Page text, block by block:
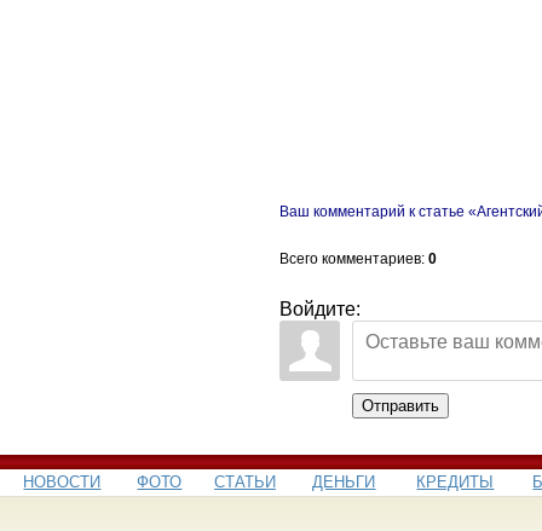
Ваш комментарий к статье
Всего комментариев: 0
Войдите:
Отправить
НОВОСТИ ФОТО СТАТЬИ ДЕНЬГИ КРЕДИТЫ